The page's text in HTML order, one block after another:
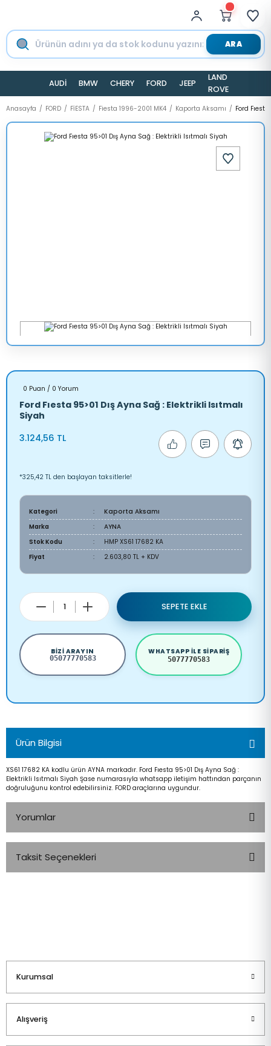
ARA
AUDİ BMW CHERY FORD JEEP
LAND
ROVER
Anasayfa FORD FİESTA Fiesta 1996-2001 MK4 Kaporta Aksamı Ford
0 Puan / 0 Yorum
Ford Fıesta 95>01 Dış Ayna Sağ : Elektrikli Isıtmalı
Siyah
3.124,56 TL
*325,42 TL den başlayan taksitlerle!
Kategori
Kaporta Aksamı
Marka
AYNA
Stok Kodu
HMP XS61 17682 KA
Fiyat
2.603,80 TL + KDV
SEPETE EKLE
BIZI ARAYIN
05077770583
WHATSAPP ILE SIPARIŞ
5077770583
Ürün Bilgisi
XS61 17682 KA kodlu ürün AYNA markadır. Ford Fıesta 95>01 Dış Ayna Sağ :
Elektrikli Isıtmalı Siyah Şase numarasıyla whatsapp iletişim hattından parçanın
doğruluğunu kontrol edebilirsiniz. FORD araçlarına uygundur.
Yorumlar
Taksit Seçenekleri
Kurumsal
Alışveriş